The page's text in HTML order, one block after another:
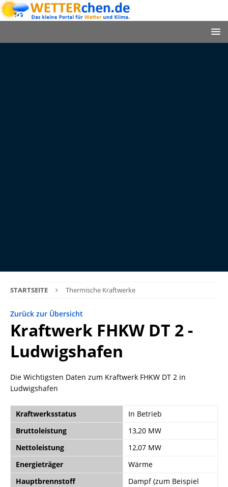
STARTSEITE Thermische Kraftwerke
Zurück zur Übersicht
Kraftwerk FHKW DT 2 -
Ludwigshafen
Die Wichtigsten Daten zum Kraftwerk FHKW DT 2 in
Ludwigshafen
Kraftwerksstatus
In Betrieb
Bruttoleistung
13,20 MW
Nettoleistung
12,07 MW
Energieträger
Wärme
Hauptbrennstoff
Dampf (zum Beispiel